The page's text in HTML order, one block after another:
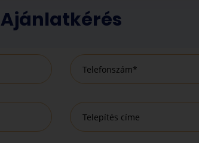
Ajánlatkérés